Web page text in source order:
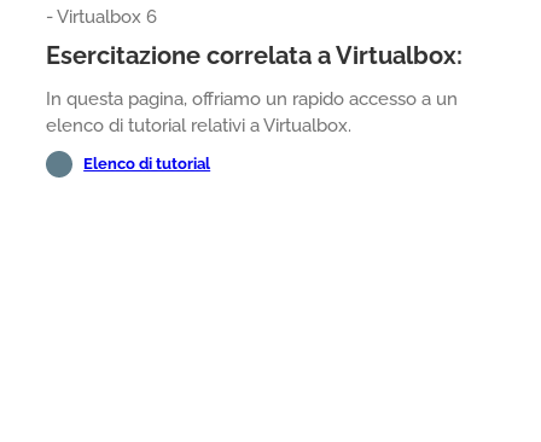
- Virtualbox 6
Esercitazione correlata a Virtualbox:
In questa pagina, offriamo un rapido accesso a un
elenco di tutorial relativi a Virtualbox.
Elenco di tutorial